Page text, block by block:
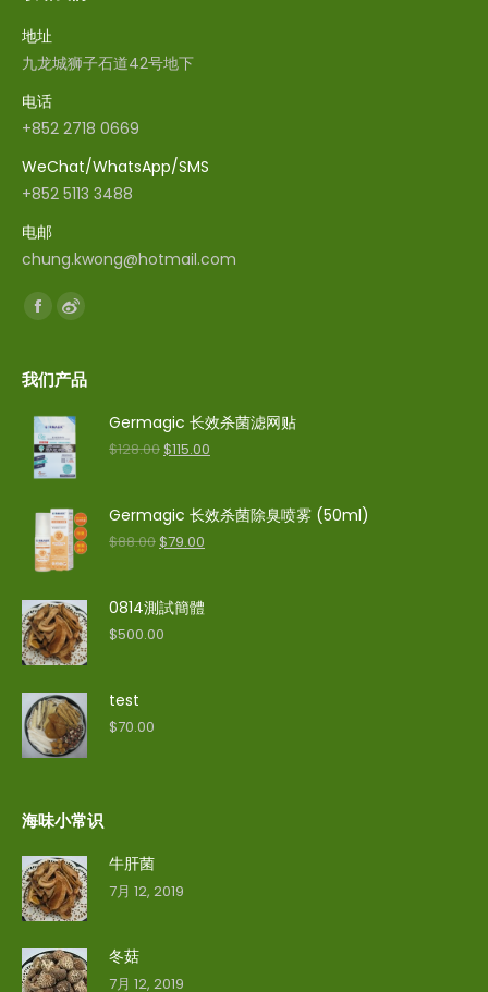
地址
九龙城狮子石道42号地下
电话
+852 2718 0669
WeChat/WhatsApp/SMS
+852 5113 3488
电邮
chung.kwong@hotmail.com
找到我们：
Facebook
Weibo
我们产品
Germagic 长效杀菌滤网贴
$128.00$115.00
Germagic 长效杀菌除臭喷雾 (50ml)
$88.00$79.00
0814測試簡體
$500.00
test
$70.00
海味小常识
牛肝菌
7月 12, 2019
冬菇
7月 12, 2019